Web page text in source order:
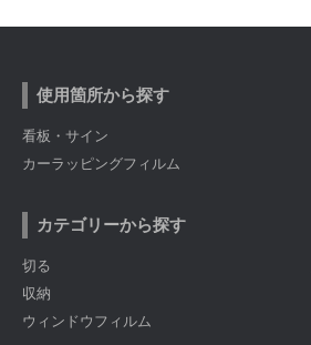
使用箇所から探す
看板・サイン
カーラッピングフィルム
カテゴリーから探す
切る
収納
ウィンドウフィルム